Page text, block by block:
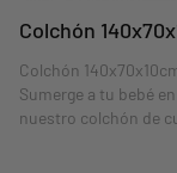
Colchón
Colchón
Sumerge a tu bebé
nuestro colchón de